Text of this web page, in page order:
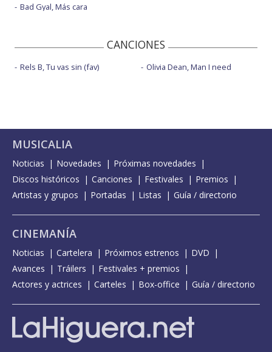
Bad Gyal, Más cara
CANCIONES
Rels B, Tu vas sin (fav) Olivia Dean, Man I need
MUSICALIA
Noticias Novedades
Próximas novedades
Discos históricos
Canciones Festivales
Premios
Artistas y grupos
Portadas Listas Guía / directorio
CINEMANÍA
Noticias Cartelera Próximos estrenos
DVD
Avances
Tráilers
Festivales + premios
Actores y actrices
Carteles Box-office Guía / directorio